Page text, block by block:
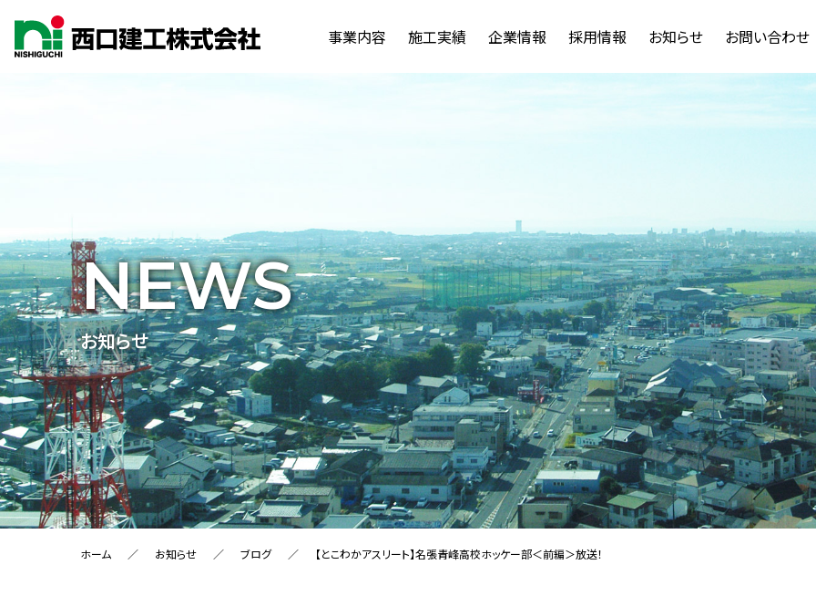
事業内容 施工実績 企業情報 採用情報 お知らせ お問い合わせ
NEWS
お知らせ
ホーム お知らせ ブログ 【とこわかアスリート】名張青峰高校ホッケー部＜前編＞放送！